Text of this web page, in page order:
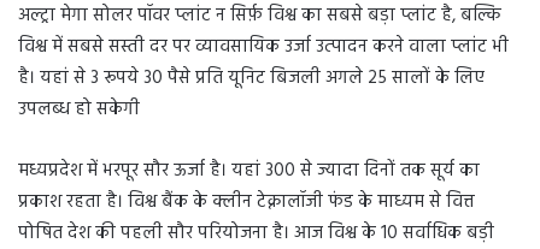
अल्ट्रा मेगा सोलर पॉवर प्लांट न सिर्फ़ विश्व का सबसे बड़ा प्लांट है, बल्कि
विश्व में सबसे सस्ती दर पर व्यावसायिक उर्जा उत्पादन करने वाला प्लांट भी
है। यहां से 3 रूपये 30 पैसे प्रति यूनिट बिजली अगले 25 सालों के लिए
उपलब्ध हो सकेगी
मध्यप्रदेश में भरपूर सौर ऊर्जा है। यहां 300 से ज्यादा दिनों तक सूर्य का
प्रकाश रहता है। विश्व बैंक के क्लीन टेक्नालॉजी फंड के माध्यम से वित्त
पोषित देश की पहली सौर परियोजना है। आज विश्व के 10 सर्वाधिक बड़ी